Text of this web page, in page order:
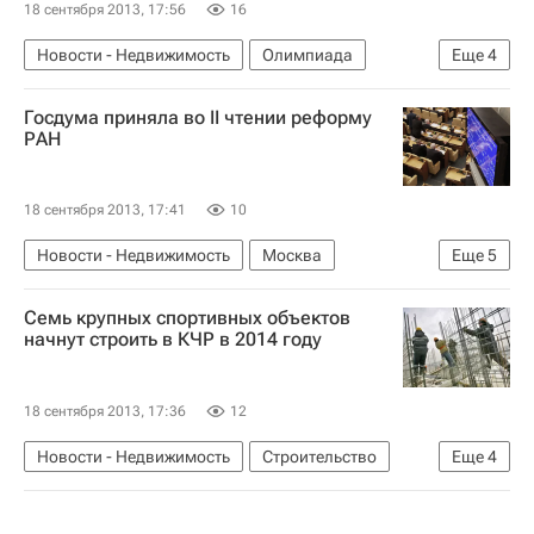
18 сентября 2013, 17:56 16
Еще4
Новости - Недвижимость
Олимпиада
Сочи
ВЭБ.РФ (ВЭБ)
Подготовка к Олимпиаде 2014
Россия
Госдума приняла во II чтении реформу
РАН
18 сентября 2013, 17:41 10
Еще5
Новости - Недвижимость
Москва
Госдума РФ
Законодательство
Использование имущества РАН
Семь крупных спортивных объектов
начнут строить в КЧР в 2014 году
18 сентября 2013, 17:36 12
Еще4
Новости - Недвижимость
Строительство
Спортивные объекты
Инфраструктура